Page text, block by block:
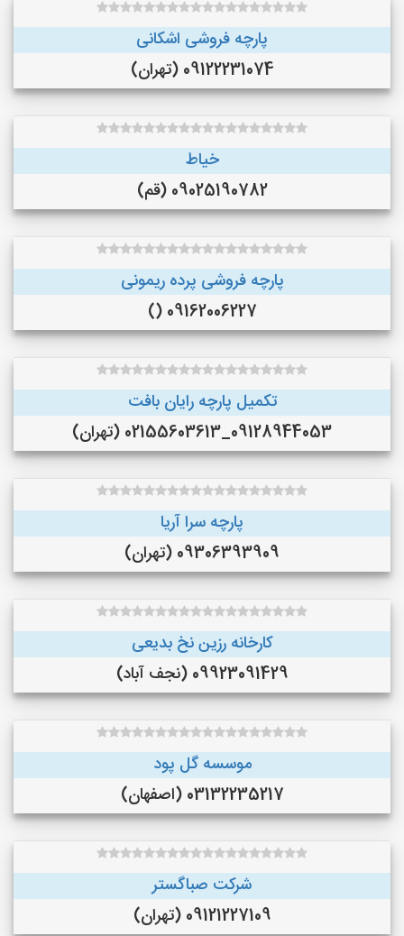
پارچه فروشی اشکانی
09122231074 (تهران)
خیاط
09025190782 (قم)
پارچه فروشی پرده ریمونی
09162006227 ()
تکمیل پارچه رایان بافت
09128944053_02155603613 (تهران)
پارچه سرا آریا
09306393909 (تهران)
کارخانه رزین نخ بدیعی
09923091429 (نجف‌ آباد)
موسسه گل پود
03132235217 (اصفهان)
شرکت صباگستر
09121227109 (تهران)